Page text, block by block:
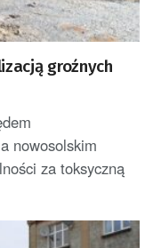
groźnych
nowosolskim
za toksyczną